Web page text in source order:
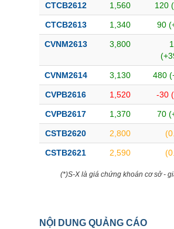
CTCB2612 1,560 120
CTCB2613 1,340 90
CVNM2613 3,800
CVNM2614 3,130 480
CVPB2616 1,520 -30
CVPB2617 1,370 70
CSTB2620 2,800
CSTB2621 2,590
(*)S-X là giá chứng khoán cơ sở -